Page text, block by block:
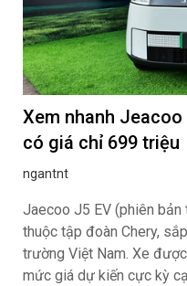
Xem nhanh Jeacoo
có giá chỉ 699 triệu
ngantnt
Jaecoo J5 EV (phiên bản
thuộc tập đoàn Chery,
trường Việt Nam. Xe
mức giá dự kiến cực kỳ